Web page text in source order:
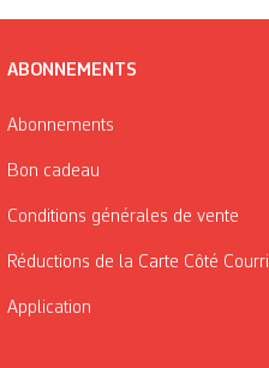
ABONNEMENTS
Abonnements
Bon cadeau
Conditions générales de vente
Réductions de la Carte Côté
Application